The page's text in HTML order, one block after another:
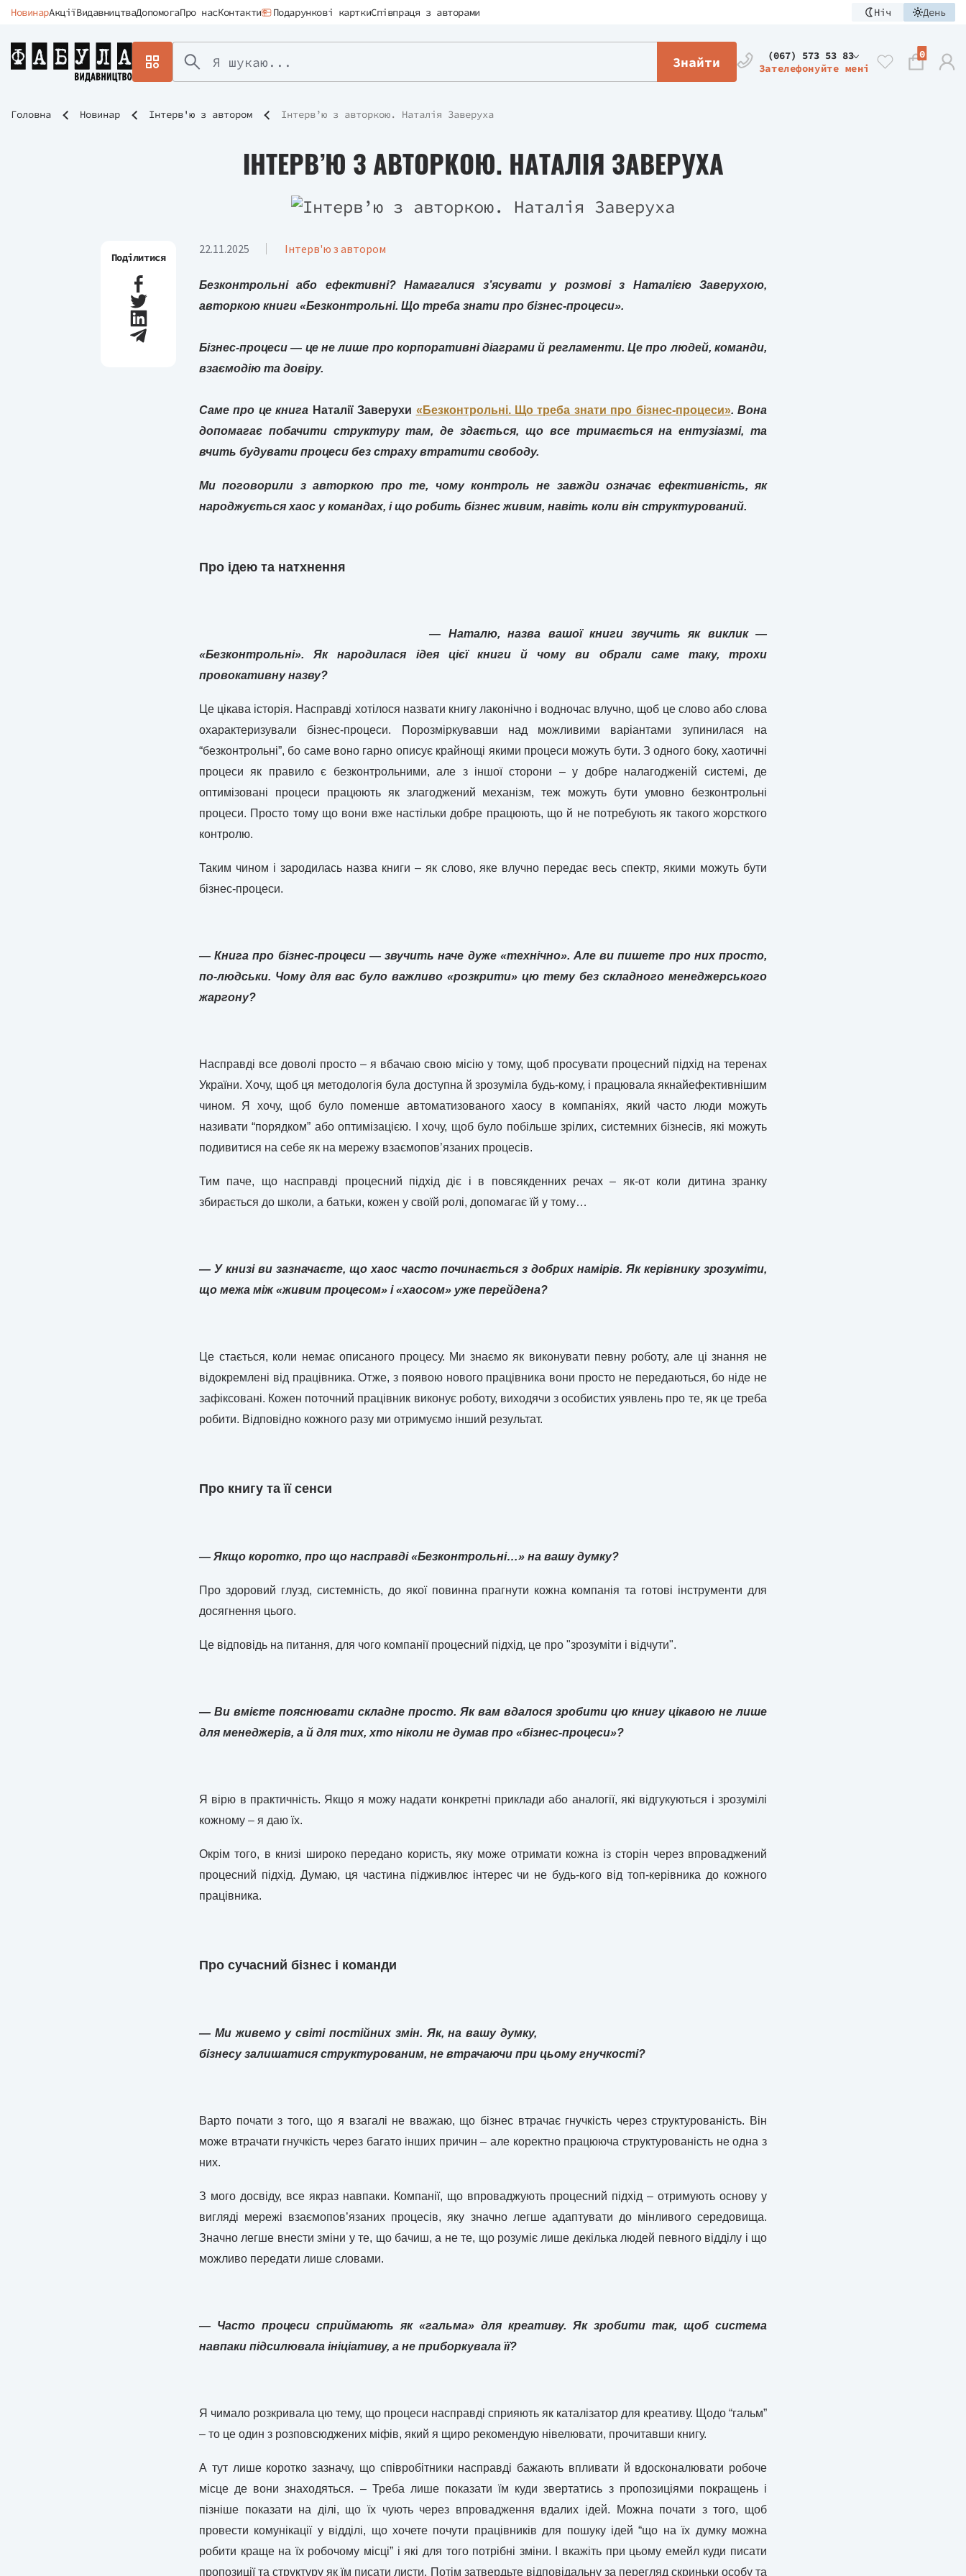
НовинарАкціїВидавництваДопомогаПро насКонтакти Подарункові карткиСпівпраця з авторами Ніч День
Знайти
(067) 573 53 83
Зателефонуйте мені
0
Головна Новинар Інтерв'ю з автором Інтерв’ю з авторкою. Наталія Заверуха
ІНТЕРВ’Ю З АВТОРКОЮ. НАТАЛІЯ ЗАВЕРУХА
22.11.2025 Інтерв'ю з автором
Поділитися
Безконтрольні або ефективні? Намагалися з’ясувати у розмові з Наталією Заверухою,
авторкою книги «Безконтрольні. Що треба знати про бізнес-процеси».
Бізнес-процеси — це не лише про корпоративні діаграми й регламенти. Це про людей, команди,
взаємодію та довіру.
Саме про це книга Наталії Заверухи «Безконтрольні. Що треба знати про бізнес-процеси». Вона
допомагає побачити структуру там, де здається, що все тримається на ентузіазмі, та
вчить будувати процеси без страху втратити свободу.
Ми поговорили з авторкою про те, чому контроль не завжди означає ефективність, як
народжується хаос у командах, і що робить бізнес живим, навіть коли він структурований.
Про ідею та натхнення
— Наталю, назва вашої книги звучить як виклик —
«Безконтрольні». Як народилася ідея цієї книги й чому ви обрали саме таку, трохи
провокативну назву?
Це цікава історія. Насправді хотілося назвати книгу лаконічно і водночас влучно, щоб це слово або слова
охарактеризували бізнес-процеси. Порозміркувавши над можливими варіантами зупинилася на
“безконтрольні”, бо саме воно гарно описує крайнощі якими процеси можуть бути. З одного боку, хаотичні
процеси як правило є безконтрольними, але з іншої сторони – у добре налагодженій системі, де
оптимізовані процеси працюють як злагоджений механізм, теж можуть бути умовно безконтрольні
процеси. Просто тому що вони вже настільки добре працюють, що й не потребують як такого жорсткого
контролю.
Таким чином і зародилась назва книги – як слово, яке влучно передає весь спектр, якими можуть бути
бізнес-процеси.
— Книга про бізнес-процеси — звучить наче дуже «технічно». Але ви пишете про них просто,
по-людськи. Чому для вас було важливо «розкрити» цю тему без складного менеджерського
жаргону?
Насправді все доволі просто – я вбачаю свою місію у тому, щоб просувати процесний підхід на теренах
України. Хочу, щоб ця методологія була доступна й зрозуміла будь-кому, і працювала якнайефективнішим
чином. Я хочу, щоб було поменше автоматизованого хаосу в компаніях, який часто люди можуть
називати “порядком” або оптимізацією. І хочу, щоб було побільше зрілих, системних бізнесів, які можуть
подивитися на себе як на мережу взаємопов’язаних процесів.
Тим паче, що насправді процесний підхід діє і в повсякденних речах – як-от коли дитина зранку
збирається до школи, а батьки, кожен у своїй ролі, допомагає їй у тому…
— У книзі ви зазначаєте, що хаос часто починається з добрих намірів. Як керівнику зрозуміти,
що межа між «живим процесом» і «хаосом» уже перейдена?
Це стається, коли немає описаного процесу. Ми знаємо як виконувати певну роботу, але ці знання не
відокремлені від працівника. Отже, з появою нового працівника вони просто не передаються, бо ніде не
зафіксовані. Кожен поточний працівник виконує роботу, виходячи з особистих уявлень про те, як це треба
робити. Відповідно кожного разу ми отримуємо інший результат.
Про книгу та її сенси
— Якщо коротко, про що насправді «Безконтрольні…» на вашу думку?
Про здоровий глузд, системність, до якої повинна прагнути кожна компанія та готові інструменти для
досягнення цього.
Це відповідь на питання, для чого компанії процесний підхід, це про "зрозуміти і відчути".
— Ви вмієте пояснювати складне просто. Як вам вдалося зробити цю книгу цікавою не лише
для менеджерів, а й для тих, хто ніколи не думав про «бізнес-процеси»?
Я вірю в практичність. Якщо я можу надати конкретні приклади або аналогії, які відгукуються і зрозумілі
кожному – я даю їх.
Окрім того, в книзі широко передано користь, яку може отримати кожна із сторін через впроваджений
процесний підхід. Думаю, ця частина підживлює інтерес чи не будь-кого від топ-керівника до кожного
працівника.
Про сучасний бізнес і команди
— Ми живемо у світі постійних змін. Як, на вашу думку,
бізнесу залишатися структурованим, не втрачаючи при цьому гнучкості?
Варто почати з того, що я взагалі не вважаю, що бізнес втрачає гнучкість через структурованість. Він
може втрачати гнучкість через багато інших причин – але коректно працююча структурованість не одна з
них.
З мого досвіду, все якраз навпаки. Компанії, що впроваджують процесний підхід – отримують основу у
вигляді мережі взаємопов’язаних процесів, яку значно легше адаптувати до мінливого середовища.
Значно легше внести зміни у те, що бачиш, а не те, що розуміє лише декілька людей певного відділу і що
можливо передати лише словами.
— Часто процеси сприймають як «гальма» для креативу. Як зробити так, щоб система
навпаки підсилювала ініціативу, а не приборкувала її?
Я чимало розкривала цю тему, що процеси насправді сприяють як каталізатор для креативу. Щодо “гальм”
– то це один з розповсюджених міфів, який я щиро рекомендую нівелювати, прочитавши книгу.
А тут лише коротко зазначу, що співробітники насправді бажають впливати й вдосконалювати робоче
місце де вони знаходяться. – Треба лише показати їм куди звертатись з пропозиціями покращень і
пізніше показати на ділі, що їх чують через впровадження вдалих ідей. Можна почати з того, щоб
провести комунікації у відділі, що хочете почути працівників для пошуку ідей “що на їх думку можна
робити краще на їх робочому місці” і які для того потрібні зміни. І вкажіть при цьому емейл куди писати
пропозиції та структуру як їм писати листи. Потім затвердьте відповідальну за перегляд скриньки особу та